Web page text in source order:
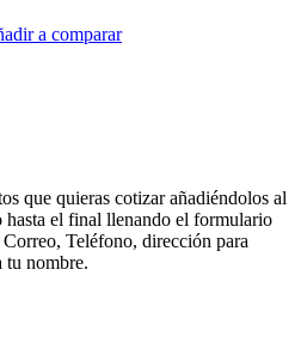
a comparar
que quieras cotizar añadiéndolos al
hasta el final llenando el formulario
Teléfono, dirección para
tu nombre.